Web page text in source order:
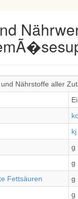
Nährstoffe aller
kj
g
g
Fettsäuren
g
g